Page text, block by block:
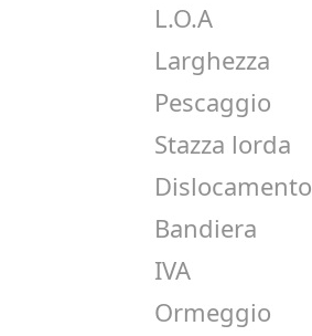
L.O.A
Larghezza
Pescaggio
Stazza lorda
Dislocamento
Bandiera
IVA
Ormeggio